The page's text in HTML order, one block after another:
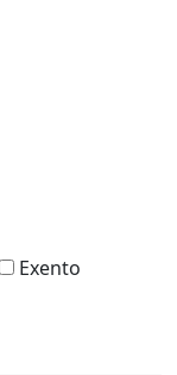
Exento